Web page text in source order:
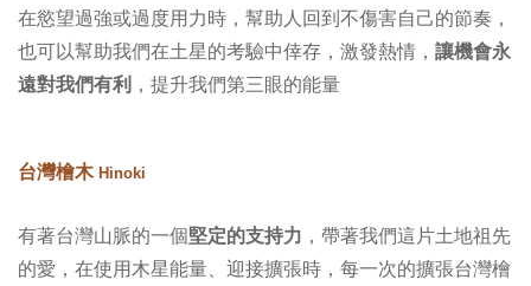
在慾望過強或過度用力時，幫助人回到不傷害自己的節奏，
也可以幫助我們在土星的考驗中倖存，激發熱情， 讓機會永
遠對我們有利 ，提升我們第三眼的能量
台灣檜木 Hinoki
有著台灣山脈的一個堅定的支持力 ，帶著我們這片土地祖先
的愛，在使用木星能量、迎接擴張時，每一次的擴張台灣檜